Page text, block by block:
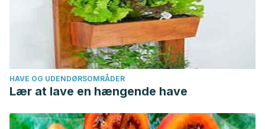
HAVE OG UDENDØRSOMRÅDER
Lær at lave en hængende have